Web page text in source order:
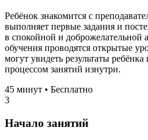
Ребёнок знакомится с
выполняет первые задания и
в спокойной и доброжелательной
обучения проводятся открытые
могут увидеть результаты
процессом занятий изнутри.
45 минут • Бесплатно
3
Начало занятий